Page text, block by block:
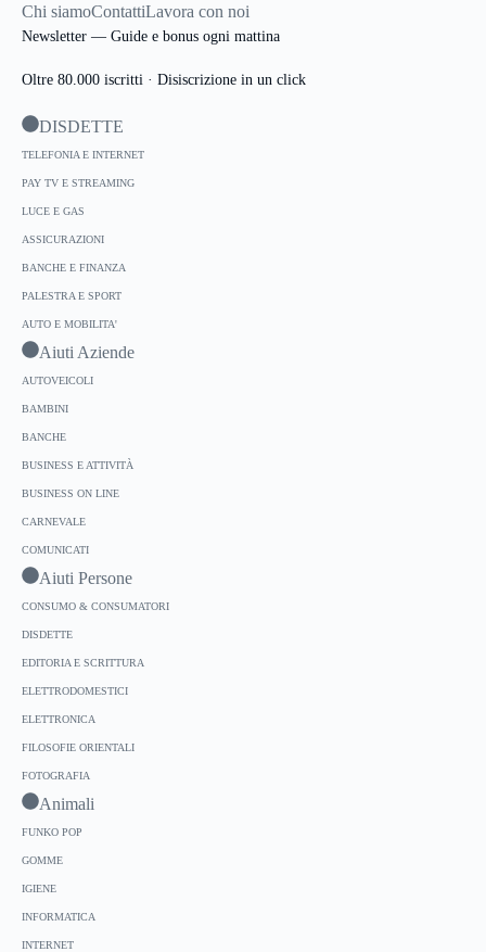
Chi siamoContattiLavora con noi
Newsletter — Guide e bonus ogni mattina
Oltre 80.000 iscritti · Disiscrizione in un click
DISDETTE
TELEFONIA E INTERNET
PAY TV E STREAMING
LUCE E GAS
ASSICURAZIONI
BANCHE E FINANZA
PALESTRA E SPORT
AUTO E MOBILITA'
Aiuti Aziende
AUTOVEICOLI
BAMBINI
BANCHE
BUSINESS E ATTIVITÀ
BUSINESS ON LINE
CARNEVALE
COMUNICATI
Aiuti Persone
CONSUMO & CONSUMATORI
DISDETTE
EDITORIA E SCRITTURA
ELETTRODOMESTICI
ELETTRONICA
FILOSOFIE ORIENTALI
FOTOGRAFIA
Animali
FUNKO POP
GOMME
IGIENE
INFORMATICA
INTERNET